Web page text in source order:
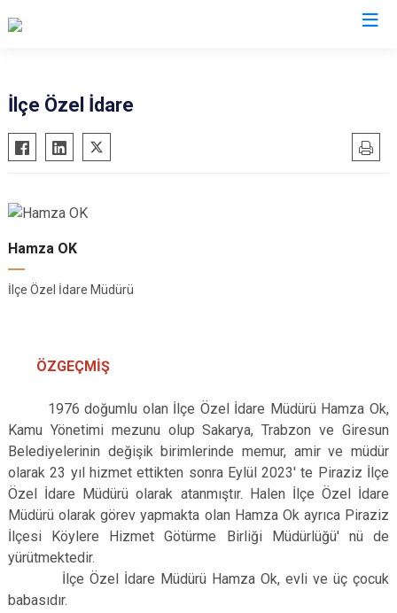
Alucra
Bulancak
Çanakçı
Dereli
İlçe Özel İdare
Hamza OK
İlçe Özel İdare Müdürü
ÖZGEÇMİŞ
1976 doğumlu olan İlçe Özel İdare Müdürü Hamza Ok,
Kamu Yönetimi mezunu olup Sakarya, Trabzon ve Giresun
Belediyelerinin değişik birimlerinde memur, amir ve müdür
olarak 23 yıl hizmet ettikten sonra Eylül 2023' te Piraziz İlçe
Özel İdare Müdürü olarak atanmıştır. Halen İlçe Özel İdare
Müdürü olarak görev yapmakta olan Hamza Ok ayrıca Piraziz
İlçesi Köylere Hizmet Götürme Birliği Müdürlüğü' nü de
yürütmektedir.
İlçe Özel İdare Müdürü Hamza Ok, evli ve üç çocuk
babasıdır.